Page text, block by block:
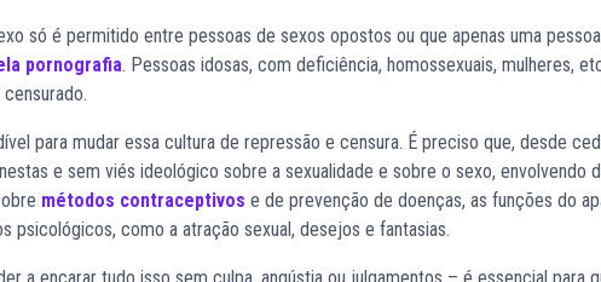
só é permitido entre pessoas de sexos opostos ou que apenas uma
pornografia. Pessoas idosas, com deficiência, homossexuais, mulheres,
para mudar essa cultura de repressão e censura. É preciso que, desde
e sem viés ideológico sobre a sexualidade e sobre o sexo, envolvendo
métodos contraceptivos e de prevenção de doenças, as funções do
como a atração sexual, desejos e fantasias.